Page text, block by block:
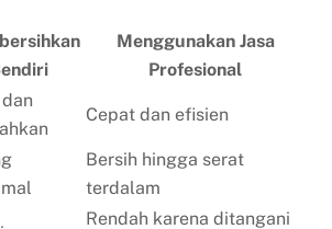
Menggunakan Jasa
Profesional
Cepat dan efisien
Bersih hingga serat
terdalam
Rendah karena ditangani